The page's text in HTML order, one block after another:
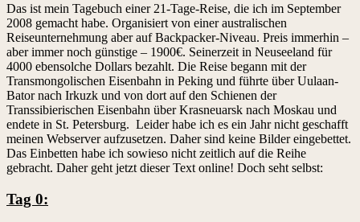
Das ist mein Tagebuch einer 21-Tage-Reise, die ich im September
2008 gemacht habe. Organisiert von einer australischen
Reiseunternehmung aber auf Backpacker-Niveau. Preis immerhin –
aber immer noch günstige – 1900€. Seinerzeit in Neuseeland für
4000 ebensolche Dollars bezahlt. Die Reise begann mit der
Transmongolischen Eisenbahn in Peking und führte über Uulaan-
Bator nach Irkuzk und von dort auf den Schienen der
Transsibierischen Eisenbahn über Krasneuarsk nach Moskau und
endete in St. Petersburg. Leider habe ich es ein Jahr nicht geschafft
meinen Webserver aufzusetzen. Daher sind keine Bilder eingebettet.
Das Einbetten habe ich sowieso nicht zeitlich auf die Reihe
gebracht. Daher geht jetzt dieser Text online! Doch seht selbst:
Tag 0: